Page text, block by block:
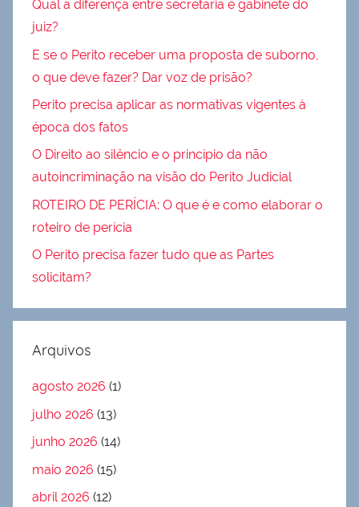
Qual a diferença entre secretaria e gabinete do
juiz?
E se o Perito receber uma proposta de suborno,
o que deve fazer? Dar voz de prisão?
Perito precisa aplicar as normativas vigentes à
época dos fatos
O Direito ao silêncio e o princípio da não
autoincriminação na visão do Perito Judicial
ROTEIRO DE PERÍCIA: O que é e como elaborar o
roteiro de perícia
O Perito precisa fazer tudo que as Partes
solicitam?
Arquivos
agosto 2026 (1)
julho 2026 (13)
junho 2026 (14)
maio 2026 (15)
abril 2026 (12)